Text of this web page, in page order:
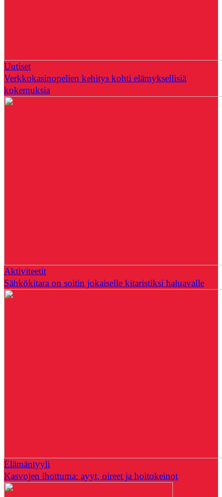
Uutiset
Verkkokasinopelien kehitys kohti elämyksellisiä
kokemuksia
Aktiviteetit
Sähkökitara on soitin jokaiselle kitaristiksi haluavalle
Elämäntyyli
Kasvojen ihottuma: ayyt, oireet ja hoitokeinot